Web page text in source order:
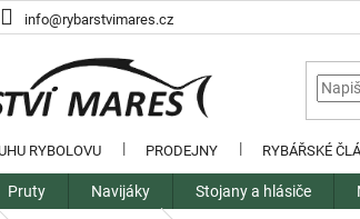
info@rybarstvimares.cz
RYBOLOVU PRODEJNY RYBÁŘSKÉ
Pruty Navijáky Stojany a hlásiče